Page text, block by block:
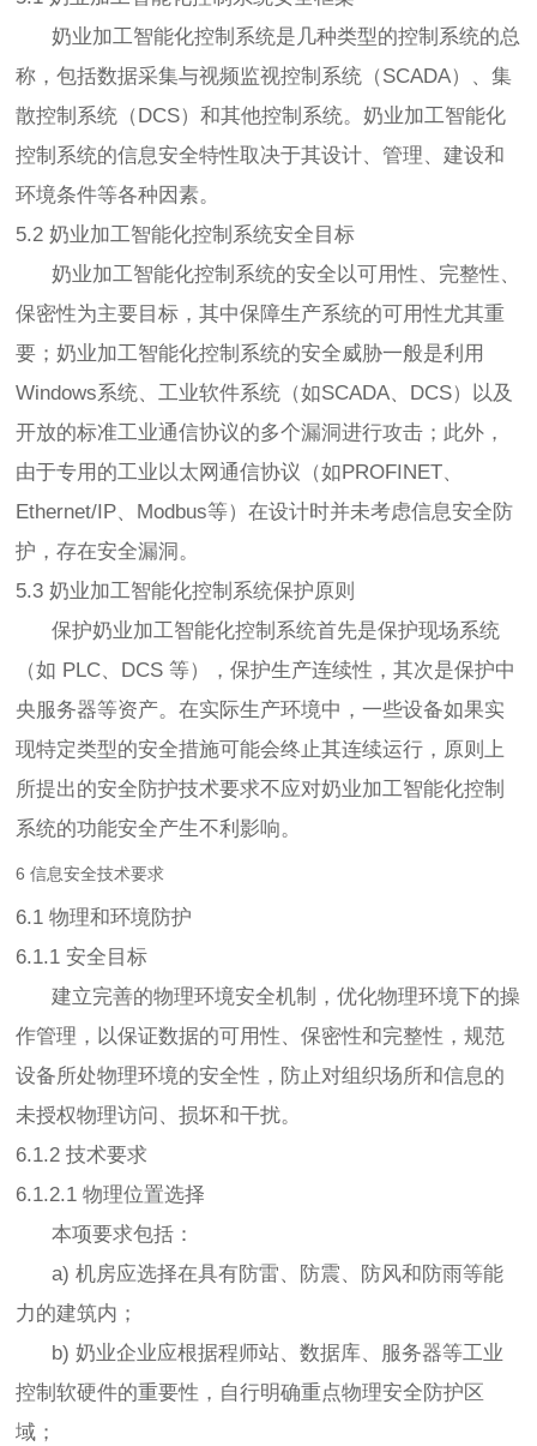
奶业加工智能化控制系统是几种类型的控制系统的总
称，包括数据采集与视频监视控制系统（SCADA）、集
散控制系统（DCS）和其他控制系统。奶业加工智能化
控制系统的信息安全特性取决于其设计、管理、建设和
环境条件等各种因素。
5.2 奶业加工智能化控制系统安全目标
奶业加工智能化控制系统的安全以可用性、完整性、
保密性为主要目标，其中保障生产系统的可用性尤其重
要；奶业加工智能化控制系统的安全威胁一般是利用
Windows系统、工业软件系统（如SCADA、DCS）以及
开放的标准工业通信协议的多个漏洞进行攻击；此外，
由于专用的工业以太网通信协议（如PROFINET、
Ethernet/IP、Modbus等）在设计时并未考虑信息安全防
护，存在安全漏洞。
5.3 奶业加工智能化控制系统保护原则
保护奶业加工智能化控制系统首先是保护现场系统
（如 PLC、DCS 等），保护生产连续性，其次是保护中
央服务器等资产。在实际生产环境中，一些设备如果实
现特定类型的安全措施可能会终止其连续运行，原则上
所提出的安全防护技术要求不应对奶业加工智能化控制
系统的功能安全产生不利影响。
6 信息安全技术要求
6.1 物理和环境防护
6.1.1 安全目标
建立完善的物理环境安全机制，优化物理环境下的操
作管理，以保证数据的可用性、保密性和完整性，规范
设备所处物理环境的安全性，防止对组织场所和信息的
未授权物理访问、损坏和干扰。
6.1.2 技术要求
6.1.2.1 物理位置选择
本项要求包括：
a) 机房应选择在具有防雷、防震、防风和防雨等能
力的建筑内；
b) 奶业企业应根据程师站、数据库、服务器等工业
控制软硬件的重要性，自行明确重点物理安全防护区
域；